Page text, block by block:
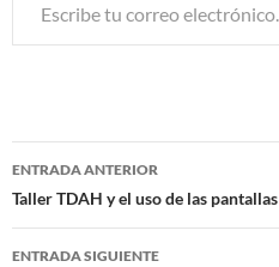
Navegación
de
entradas
ENTRADA ANTERIOR
Taller TDAH y el uso de las pantallas
ENTRADA SIGUIENTE